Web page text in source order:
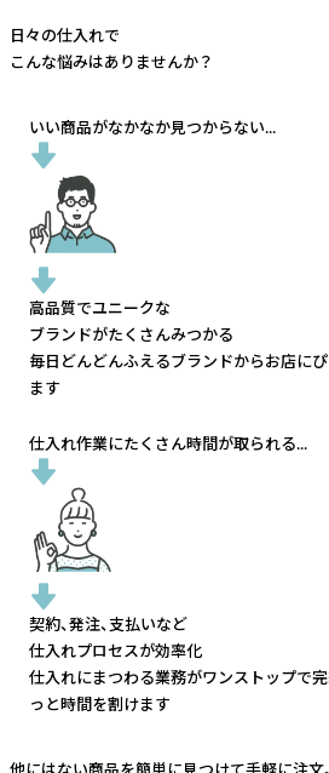
日々の仕入れで
こんな悩みはありませんか？
いい商品がなかなか見つからない...
高品質でユニークな
ブランドがたくさんみつかる
毎日どんどんふえるブランドからお店に
ます
仕入れ作業にたくさん時間が取られる...
契約、発注、支払いなど
仕入れプロセスが効率化
仕入れにまつわる業務がワンストップで完
っと時間を割けます